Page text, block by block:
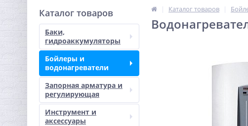
Каталог товаров
Баки,
гидроаккумуляторы
Бойлеры и
водонагреватели
Запорная арматура и
регулирующая
Инструмент и
аксессуары
Каталог товаров